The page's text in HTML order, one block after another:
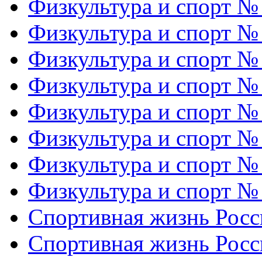
Физкультура и спорт
Физкультура и спорт
Физкультура и спорт
Физкультура и спорт
Физкультура и спорт
Физкультура и спорт
Физкультура и спорт
Физкультура и спорт
Спортивная жизнь
Спортивная жизнь